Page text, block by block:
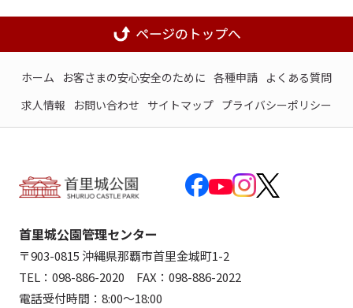
ホーム お客さまの安心安全のために 各種申請 よくある質問
求人情報
お問い合わせ サイトマップ プライバシーポリシー
首里城公園管理センター
〒903-0815 沖縄県那覇市首里金城町1-2
TEL：098-886-2020 FAX：098-886-2022
電話受付時間：8:00～18:00